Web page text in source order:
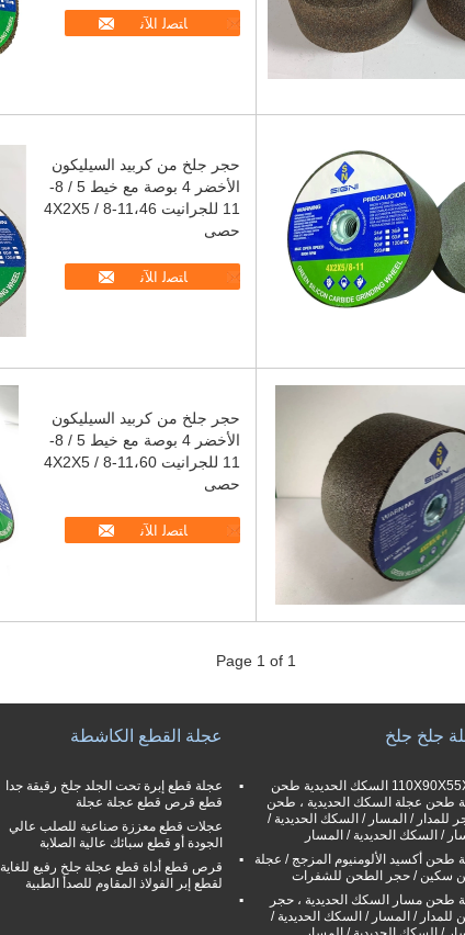
ﺎﺘﺼﻟ ﺍﻶﻧ
حجر جلخ من كربيد السيليكون
الأخضر 4 بوصة مع خيط 5 / 8-
11 للجرانيت 4X2X5 / 8-11،46
حصى
ﺎﺘﺼﻟ ﺍﻶﻧ
حجر جلخ من كربيد السيليكون
الأخضر 4 بوصة مع خيط 5 / 8-
11 للجرانيت 4X2X5 / 8-11،60
حصى
ﺎﺘﺼﻟ ﺍﻶﻧ
Page 1 of 1
عجلة القطع الكاشطة
عجلة قطع إبرة تحت الجلد جلخ رقيقة جدا
قطع قرص قطع عجلة عجلة
عجلات قطع معززة صناعية للصلب عالي
الجودة أو قطع سبائك عالية الصلابة
قرص قطع أداة قطع عجلة جلخ رفيع للغاية
لقطع إبر الفولاذ المقاوم للصدأ الطبية
جلخ جلخ
110X90X55X20 السكك الحديدية طحن
طحن عجلة السكك الحديدية ، طحن
للمدار / المسار / السكك الحديدية /
/ السكك الحديدية / المسار
طحن أكسيد الألومنيوم المزجج / عجلة
سكين / حجر الطحن للشفرات
طحن مسار السكك الحديدية ، حجر
للمدار / المسار / السكك الحديدية /